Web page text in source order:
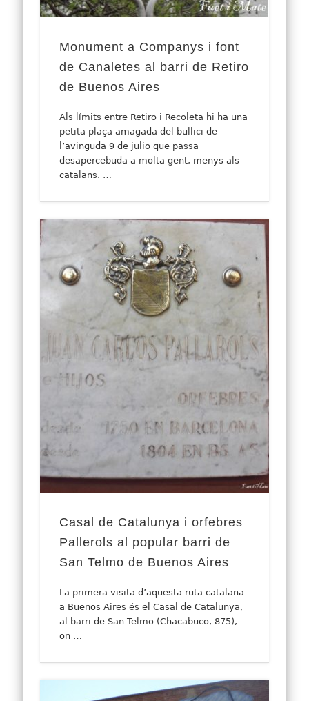
Monument a Companys i font
de Canaletes al barri de Retiro
de Buenos Aires
Als límits entre Retiro i Recoleta hi ha una
petita plaça amagada del bullici de
l’avinguda 9 de julio que passa
desapercebuda a molta gent, menys als
catalans. …
Casal de Catalunya i orfebres
Pallerols al popular barri de
San Telmo de Buenos Aires
La primera visita d’aquesta ruta catalana
a Buenos Aires és el Casal de Catalunya,
al barri de San Telmo (Chacabuco, 875),
on …